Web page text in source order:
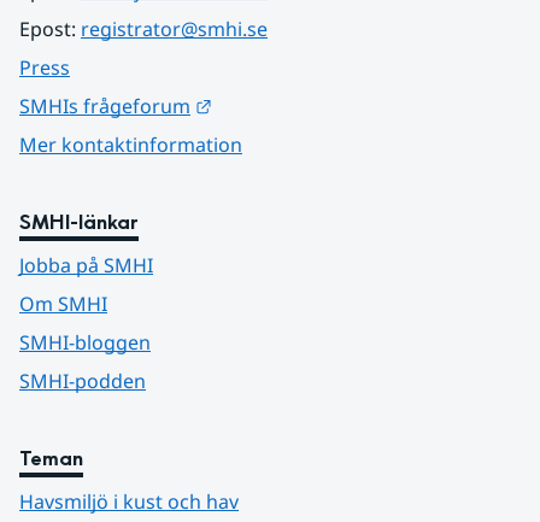
Epost: registrator@smhi.se
Press
SMHIs frågeforum
Mer kontaktinformation
SMHI-länkar
Jobba på SMHI
Om SMHI
SMHI-bloggen
SMHI-podden
Teman
Havsmiljö i kust och hav